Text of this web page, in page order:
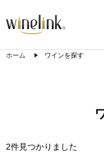
ホーム ワインを探す
2件見つかりました